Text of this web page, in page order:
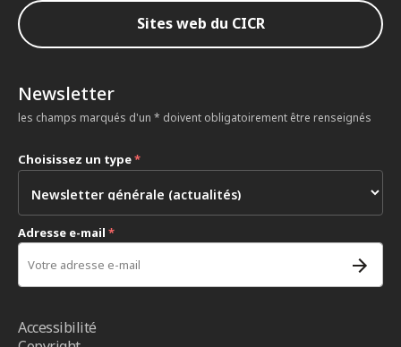
Sites web du CICR
Newsletter
les champs marqués d'un * doivent obligatoirement être renseignés
Choisissez un type*
Adresse e-mail *
Accessibilité